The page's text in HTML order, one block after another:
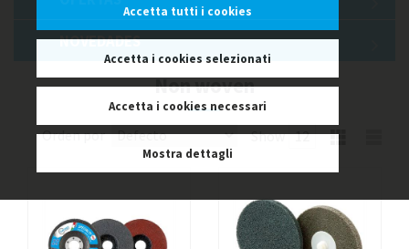
Accetta tutti i cookies
Accetta i cookies selezionati
Accetta i cookies necessari
Mostra dettagli
NOVEDADES
Non woven
Show
Orden por